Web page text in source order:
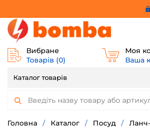
Вибране
Товарів (0)
Моя
Ваша
Каталог товарів
Головна / Каталог / Посуд /